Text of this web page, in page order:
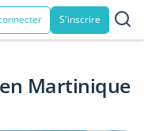
S'inscrire
Martinique